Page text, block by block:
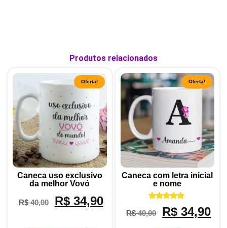
Produtos relacionados
Oferta!
Caneca uso exclusivo
da melhor Vovó
R$40,00 R$34,90
Oferta!
Caneca com letra inicial
e nome
Avaliação
5.00
de 5
R$40,00 R$ 34,90